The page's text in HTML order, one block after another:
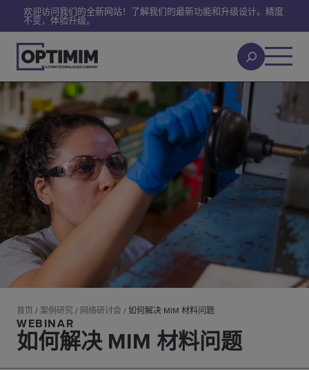
欢迎访问我们的全新网站！了解我们的最新功能和升级设计。精度
不变，体验升级。
首页 / 案例研究/ 网络研讨会 /如何解决 MIM 材料问题
WEBINAR
如何解决 MIM 材料问题